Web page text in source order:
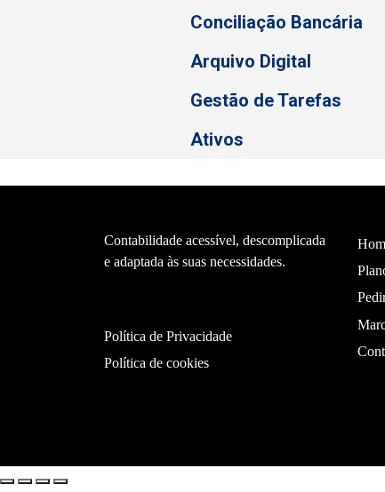
Conciliação Bancária
Arquivo Digital
Gestão de Tarefas
Ativos
Contabilidade acessível, descomplicada
e adaptada às suas necessidades.
Política de Privacidade
Política de cookies